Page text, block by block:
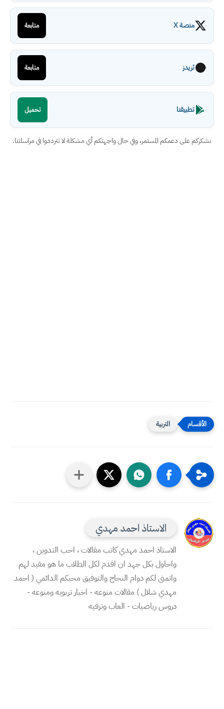
منصة X متابعة
ثريدز متابعة
تطبيقنا تحميل
نشكركم على دعمكم المستمر، وفي حال واجهتكم أي مشكلة لا تترددوا في مراسلتنا.
التربية
الاستاذ احمد مهدي
الاستاذ احمد مهدي كاتب مقالات ، احب التدوين ،
واحاول بكل جهد ان اقدم لكل الطلاب ما هو مفيد لهم
واتمنى لكم دوام النجاح والتوفيق محبكم الدائمي ( احمد
مهدي شلال ) مقالات منوعه - اخبار تربويه ومنوعه -
دروس رياضيات - العاب وترفيه